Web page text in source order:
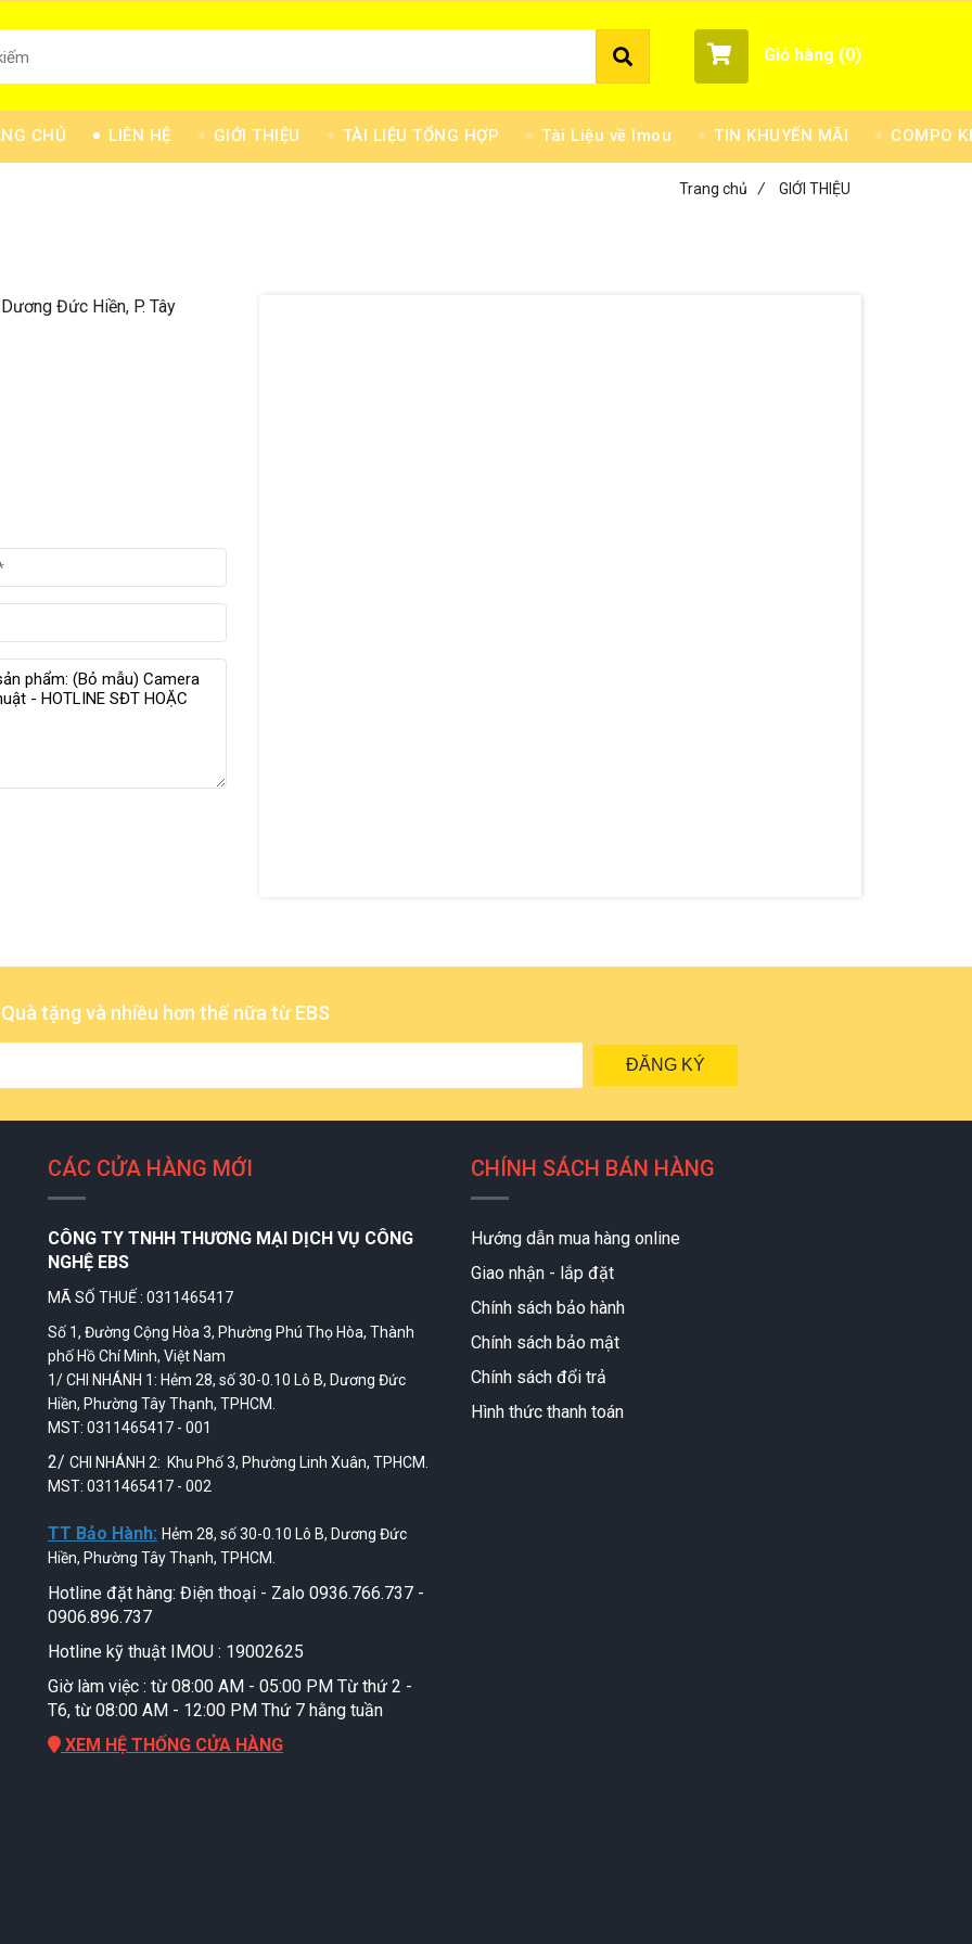
Đức Hiền, P. Tây
Trang chủ / GIỚI THIỆU
Giỏ hàng (0)
CHỦ LIÊN HỆ GIỚI THIỆU TÀI LIỆU TỔNG HỢP Tài Liệu về Imou TIN KHUYẾN MÃI COMPO
tặng và nhiều hơn thế nữa từ EBS
ĐĂNG KÝ
CÁC CỬA HÀNG MỚI
CÔNG TY TNHH THƯƠNG MẠI DỊCH VỤ CÔNG
NGHỆ EBS
MÃ SỐ THUẾ : 0311465417
Số 1, Đường Cộng Hòa 3, Phường Phú Thọ Hòa, Thành
phố Hồ Chí Minh, Việt Nam
1/ CHI NHÁNH 1: Hẻm 28, số 30-0.10 Lô B, Dương Đức
Hiền, Phường Tây Thạnh, TPHCM.
MST: 0311465417 - 001
2/ CHI NHÁNH 2: Khu Phố 3, Phường Linh Xuân, TPHCM.
MST: 0311465417 - 002
TT Bảo Hành: Hẻm 28, số 30-0.10 Lô B, Dương Đức
Hiền, Phường Tây Thạnh, TPHCM.
Hotline đặt hàng: Điện thoại - Zalo 0936.766.737 -
0906.896.737
Hotline kỹ thuật IMOU : 19002625
Giờ làm việc : từ 08:00 AM - 05:00 PM Từ thứ 2 -
T6, từ 08:00 AM - 12:00 PM Thứ 7 hằng tuần
XEM HỆ THỐNG CỬA HÀNG
CHÍNH SÁCH BÁN HÀNG
Hướng dẫn mua hàng online
Giao nhận - lắp đặt
Chính sách bảo hành
Chính sách bảo mật
Chính sách đổi trả
Hình thức thanh toán